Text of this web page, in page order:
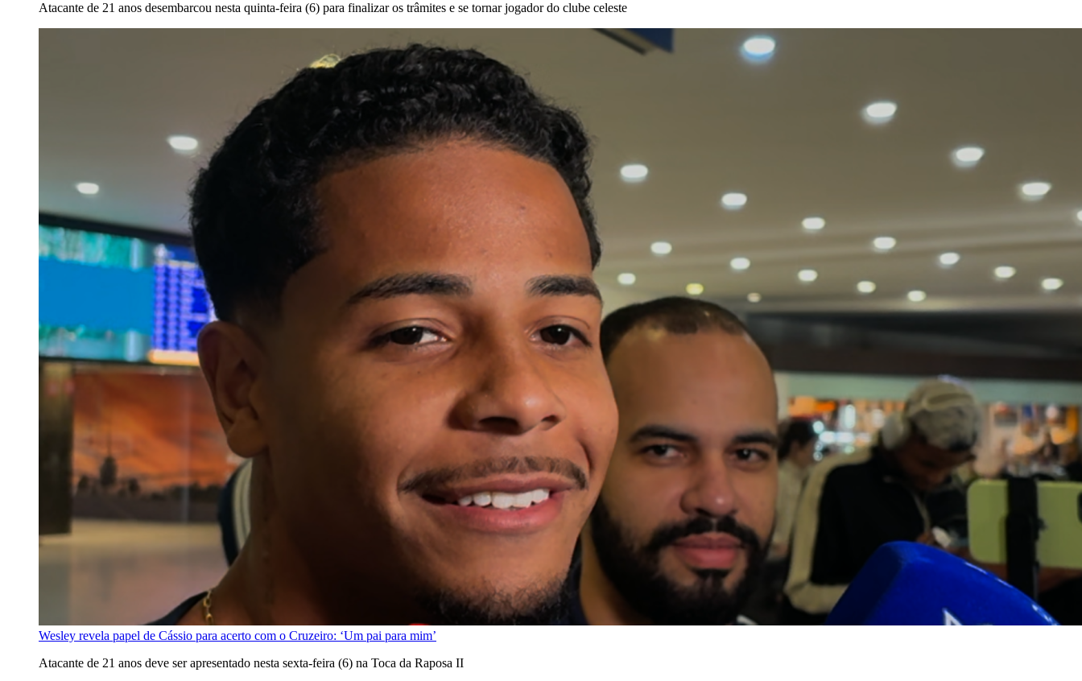
Atacante de 21 anos desembarcou nesta quinta-feira (6) para finalizar os trâmites e se tornar jogador do clube celeste
Wesley revela papel de Cássio para acerto com o Cruzeiro: ‘Um pai para mim’
Atacante de 21 anos deve ser apresentado nesta sexta-feira (6) na Toca da Raposa II